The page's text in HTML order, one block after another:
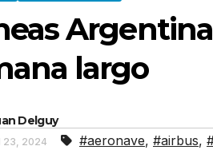
largo
Delguy
23, 2024 #aeronave, #airbus,